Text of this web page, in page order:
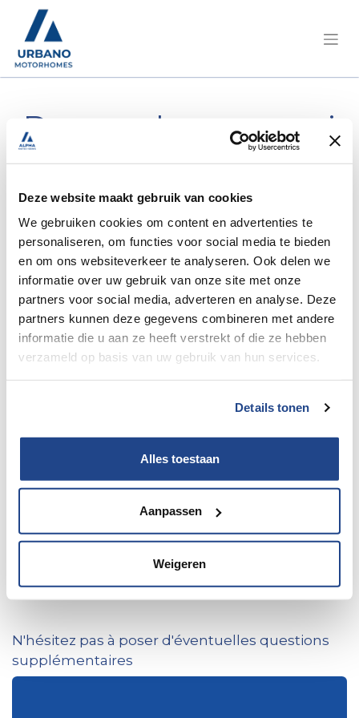
Deze website maakt gebruik van cookies
We gebruiken cookies om content en advertenties te
personaliseren, om functies voor social media te bieden
en om ons websiteverkeer te analyseren. Ook delen we
informatie over uw gebruik van onze site met onze
partners voor social media, adverteren en analyse. Deze
partners kunnen deze gegevens combineren met andere
informatie die u aan ze heeft verstrekt of die ze hebben
verzameld op basis van uw gebruik van hun services.
Details tonen
Alles toestaan
Aanpassen
Weigeren
Demandez un essai
routier ou plus
d'informations.
Pilote/G 740 Sensation Fiat 150 ch
Boîte automatique/NG
Nom*
Téléphone
N'hésitez pas à poser d'éventuelles questions
supplémentaires